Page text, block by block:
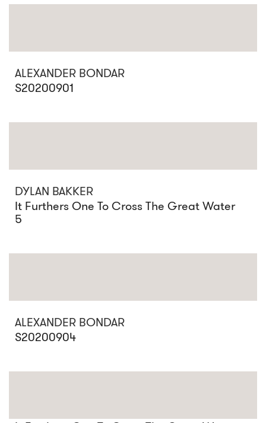
ALEXANDER BONDAR
S20200901
DYLAN BAKKER
It Furthers One To Cross The Great Water
5
ALEXANDER BONDAR
S20200904